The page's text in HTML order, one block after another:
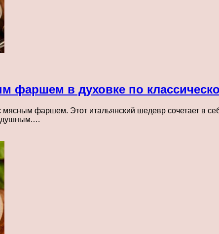
фаршем в духовке по
мясным фаршем. Этот итальянский шедевр сочетает в